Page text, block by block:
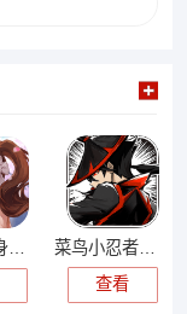
校花的贴身高手天阶岛爆衣游戏
查看